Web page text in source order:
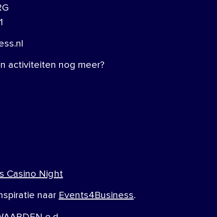
activiteiten nog meer?
Casino Night
naar Events4Business.